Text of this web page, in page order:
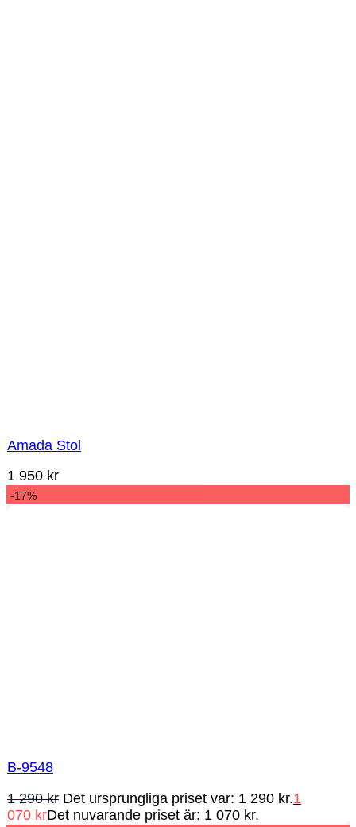
Amada Stol
1 950 kr
-17%
B-9548
1 290kr Det ursprungliga priset var: 1 290 kr.1
070 krDet nuvarande priset är: 1 070 kr.